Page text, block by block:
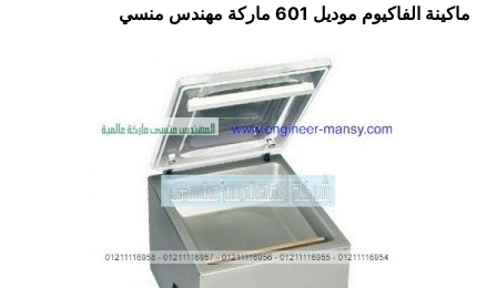
ماكينة الفاكيوم موديل 601 ماركة مهندس منسي